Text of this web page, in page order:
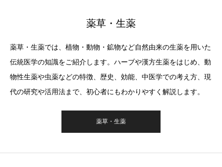
薬草・生薬
薬草・生薬では、植物・動物・鉱物など自然由来の生薬を用いた
伝統医学の知識をご紹介します。ハーブや漢方生薬をはじめ、動
物性生薬や虫薬などの特徴、歴史、効能、中医学での考え方、現
代の研究や活用法まで、初心者にもわかりやすく解説します。
薬草・生薬